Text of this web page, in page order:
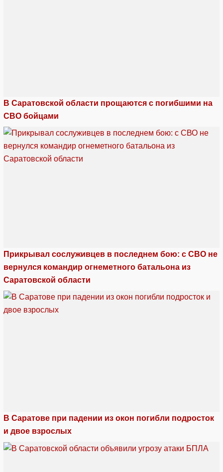
В Саратовской области прощаются с погибшими на
СВО бойцами
Прикрывал сослуживцев в последнем бою: с СВО не
вернулся командир огнеметного батальона из
Саратовской области
В Саратове при падении из окон погибли подросток
и двое взрослых